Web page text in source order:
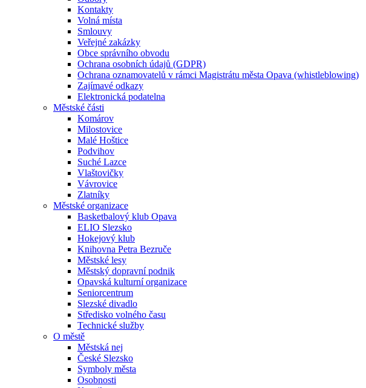
Kontakty
Volná místa
Smlouvy
Veřejné zakázky
Obce správního obvodu
Ochrana osobních údajů (GDPR)
Ochrana oznamovatelů v rámci Magistrátu města Opava (whistleblowing)
Zajímavé odkazy
Elektronická podatelna
Městské části
Komárov
Milostovice
Malé Hoštice
Podvihov
Suché Lazce
Vlaštovičky
Vávrovice
Zlatníky
Městské organizace
Basketbalový klub Opava
ELIO Slezsko
Hokejový klub
Knihovna Petra Bezruče
Městské lesy
Městský dopravní podnik
Opavská kulturní organizace
Seniorcentrum
Slezské divadlo
Středisko volného času
Technické služby
O městě
Městská nej
České Slezsko
Symboly města
Osobnosti